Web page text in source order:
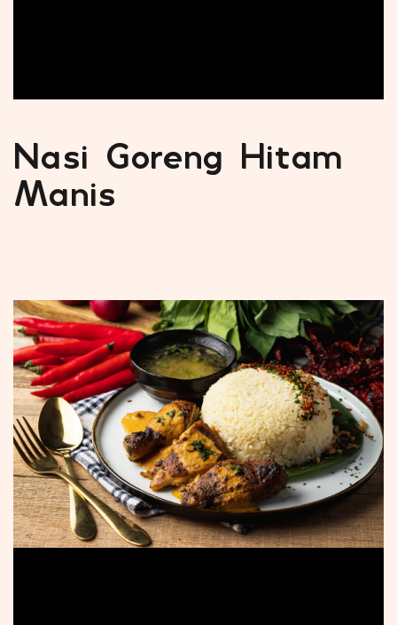
Nasi Goreng Hitam
Manis